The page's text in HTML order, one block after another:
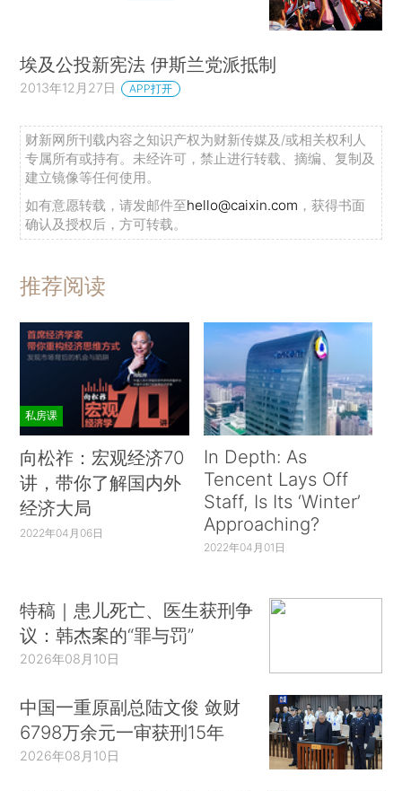
埃及公投新宪法 伊斯兰党派抵制
2013年12月27日 APP打开
财新网所刊载内容之知识产权为财新传媒及/或相关权利人
专属所有或持有。未经许可，禁止进行转载、摘编、复制及
建立镜像等任何使用。
如有意愿转载，请发邮件至hello@caixin.com ，获得书面
确认及授权后，方可转载。
推荐阅读
私房课
向松祚：宏观经济70
讲，带你了解国内外
经济大局
2022年04月06日
In Depth: As
Tencent Lays Off
Staff, Is Its ‘Winter’
Approaching?
2022年04月01日
特稿｜患儿死亡、医生获刑争
议：韩杰案的“罪与罚”
2026年08月10日
中国一重原副总陆文俊 敛财
6798万余元一审获刑15年
2026年08月10日